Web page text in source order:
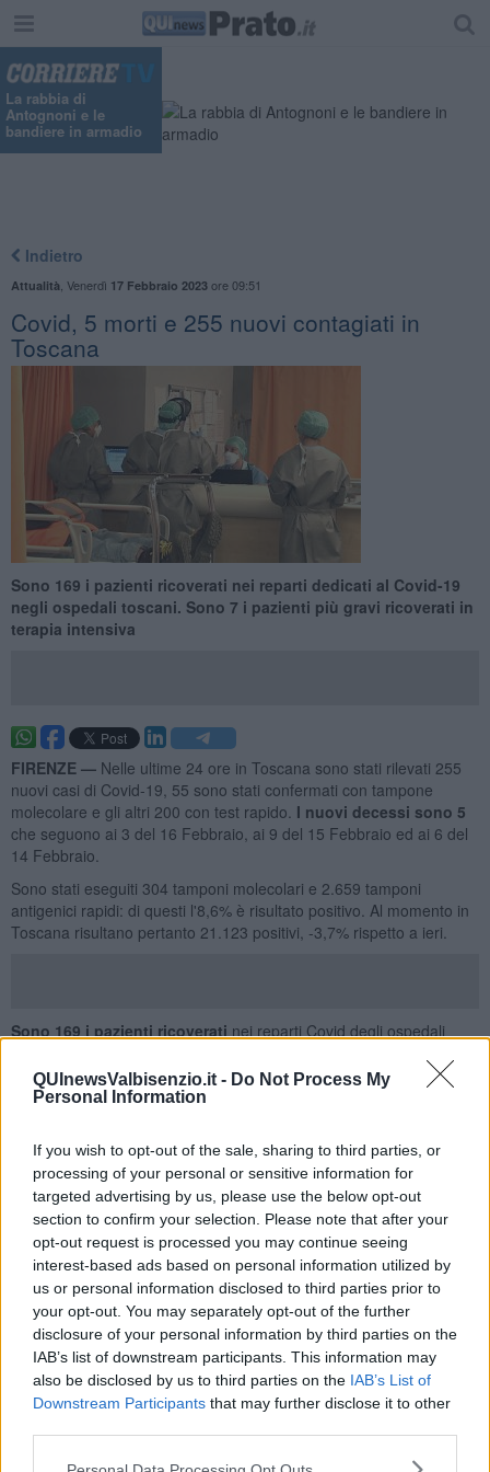
QUInewsValbisenzio.it - Do Not Process My
Personal Information
If you wish to opt-out of the sale, sharing to third parties, or
processing of your personal or sensitive information for
targeted advertising by us, please use the below opt-out
section to confirm your selection. Please note that after your
opt-out request is processed you may continue seeing
interest-based ads based on personal information utilized by
us or personal information disclosed to third parties prior to
your opt-out. You may separately opt-out of the further
disclosure of your personal information by third parties on the
IAB’s list of downstream participants. This information may
also be disclosed by us to third parties on the IAB’s List of
Downstream Participants that may further disclose it to other
La rabbia di
Antognoni e le
bandiere in armadio
Indietro
Attualità Venerdì 17 Febbraio 2023ore 09:51
Covid, 5 morti e 255 nuovi contagiati in
Toscana
Sono 169 i pazienti ricoverati nei reparti dedicati al Covid-19
negli ospedali toscani. Sono 7 i pazienti più gravi ricoverati in
terapia intensiva
FIRENZE — Nelle ultime 24 ore in Toscana sono stati rilevati 255
nuovi casi di Covid-19, 55 sono stati confermati con tampone
molecolare e gli altri 200 con test rapido. I nuovi decessi sono 5
che seguono ai 3 del 16 Febbraio, ai 9 del 15 Febbraio ed ai 6 del
14 Febbraio.
Sono stati eseguiti 304 tamponi molecolari e 2.659 tamponi
antigenici rapidi: di questi l'8,6% è risultato positivo. Al momento in
Toscana risultano pertanto 21.123 positivi, -3,7% rispetto a ieri.
Sono 169 i pazienti ricoverati nei reparti Covid degli ospedali
intensive, 2 in più.
Sono 5 i nuovi decessi, si tratta di 3 uomini e 2 donne con un'età
persone decedute sono: 2 a Firenze, 1 a Livorno, 2 a Arezzo.
L'andamento per provincia
Con gli ultimi casi salgono a 424.685 i positivi dall'inizio
dell'emergenza nei comuni della Città metropolitana di Firenze (61
in più rispetto a ieri), 103.453 in provincia di Prato (17 in più),
123.246 a Pistoia (15 in più), 83.264 a Massa-Carrara (31 in più),
173.036 a Lucca (21 in più), 185.790 a Pisa (24 in più), 146.578 a
Livorno (19 in più), 143.295 ad Arezzo (15 in più), 113.410 a Siena
(24 in più) e 88.859 a Grosseto (28 in più). A questi vanno aggiunti
569 casi di positività notificati in Toscana ma che riguardano
residenti in altre regioni.